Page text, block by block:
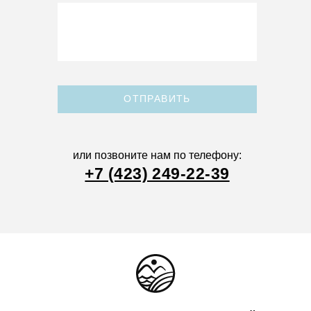
ОТПРАВИТЬ
или позвоните нам по телефону:
+7 (423) 249-22-39